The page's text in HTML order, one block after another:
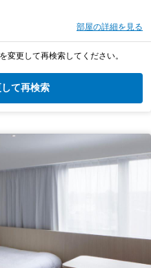
部屋の詳細を見る
変更して再検索してください。
て再検索